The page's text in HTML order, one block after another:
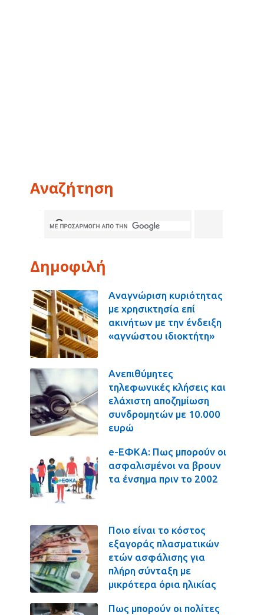
Αναζήτηση
Δημοφιλή
Αναγνώριση κυριότητας
με χρησικτησία επί
ακινήτων με την ένδειξη
«αγνώστου ιδιοκτήτη»
Ανεπιθύμητες
τηλεφωνικές κλήσεις και
ελάχιστη αποζημίωση
συνδρομητών με 10.000
ευρώ
e-ΕΦΚΑ: Πως μπορούν οι
ασφαλισμένοι να βρουν
τα ένσημα πριν το 2002
Ποιο είναι το κόστος
εξαγοράς πλασματικών
ετών ασφάλισης για
πλήρη σύνταξη με
μικρότερα όρια ηλικίας
Πως μπορούν οι πολίτες